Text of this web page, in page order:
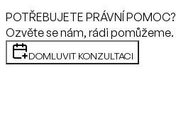
POTŘEBUJETE PRÁVNÍ POMOC?
Ozvěte se nám, rádi pomůžeme.
DOMLUVIT KONZULTACI